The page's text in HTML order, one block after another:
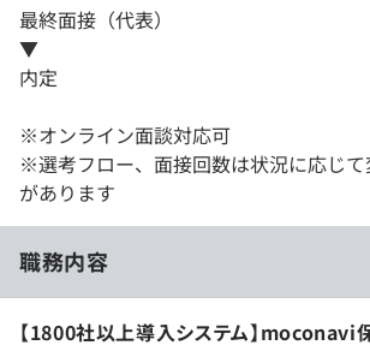
最終面接（代表）
▼
内定
※オンライン面談対応可
※選考フロー、面接回数は状況に応じ
があります
職務内容
【1800社以上導入システム】moconavi